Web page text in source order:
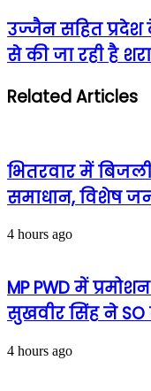
उज्जैन सहित प्रदेश
से की जा रही है
Related Articles
भितरवार में
समाधान, विशेष
4 hours ago
MP PWD में
सुखवीर सिंह ने SO
4 hours ago